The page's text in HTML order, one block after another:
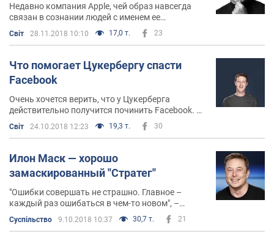
Недавно компания Apple, чей образ навсегда
связан в сознании людей с именем ее
легендарного основателя Стива Джобса,
выпустила предрождественский ролик Share
Світ 28.11.2018 10:10 17,0 т. 23
Что помогает Цукербергу спасти
Facebook
Очень хочется верить, что у Цукерберга
действительно получится починить Facebook. С
другой стороны, если бы командообразование в
компании с самого начала шло по системе MBTI,
бы
Світ 24.10.2018 12:23 19,3 т. 30
Илон Маск — хорошо
замаскированный ''Стратег''
"Ошибки совершать не страшно. Главное –
каждый раз ошибаться в чем-то новом", –
говорит Илон Маск, основатель компании Tesla,
который недавно ошибся очень серьезно. Его
Суспільство 9.10.2018 10:37 30,7 т. 21